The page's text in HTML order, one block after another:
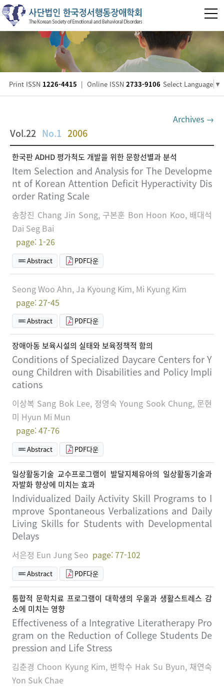
Print ISSN 1226-4415 | Online ISSN 2733-9106 Select Language ▼
Archives →
Vol.22 No.1 2006
한국판 ADHD 평가척도 개발을 위한 문항선별과 분석
Item Selection and Analysis for The Developme
nt of Korean Attention Deficit Hyperactivity Dis
order Rating Scale
송창진 Chang Jin Song, 구본훈 Bon Hoon Koo, 배대석
Dai Seg Bai
page: 1-26
Abstract PDF다운
Seong Woo Ahn, Ja Kyoung Kim, Mi Kyung Kim
page: 27-45
Abstract PDF다운
장애아동 보육시설의 실태와 보육정책적 함의
Conditions of Specialized Daycare Centers for Y
oung Children with Disabilities and Policy Impli
cations
이상복 Sang Bok Lee, 정영숙 Young Sook Chung, 문현
미 Hyun Mi Mun
page: 47-76
Abstract PDF다운
일상활동기술 교수프로그램이 발달지체유아의 일상활동기술과
자발화 향상에 미치는 효과
Individualized Daily Activity Skill Programs to I
mprove Spontaneous Verbalizations and Daily
Living Skills for Students with Developmental
Delays
서은정 Eun Jung Seo page: 77-102
Abstract PDF다운
통합적 문학치료 프로그램이 대학생의 우울과 생활스트레스 감
소에 미치는 영향
Effectiveness of a Integrative Literatherapy Pro
gram on the Reduction of College Students De
pression and Life Stress
김춘경 Choon Kyung Kim, 변학수 Hak Su Byun, 채연숙
Yon Suk Chae